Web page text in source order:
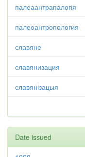
палеаантрапалогія
палеоантропология
славяне
славянизация
славянізацыя
Date issued